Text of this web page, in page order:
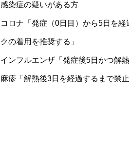
感染症の疑いがある方
コロナ「発症（0日目）から5日を
クの着用を推奨する」
インフルエンザ「発症後5日かつ解
麻疹「解熱後3日を経過するまで禁止